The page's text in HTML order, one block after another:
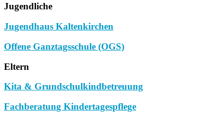
Jugendliche
Jugendhaus Kaltenkirchen
Offene Ganztagsschule (OGS)
Eltern
Kita & Grundschulkindbetreuung
Fachberatung Kindertagespflege